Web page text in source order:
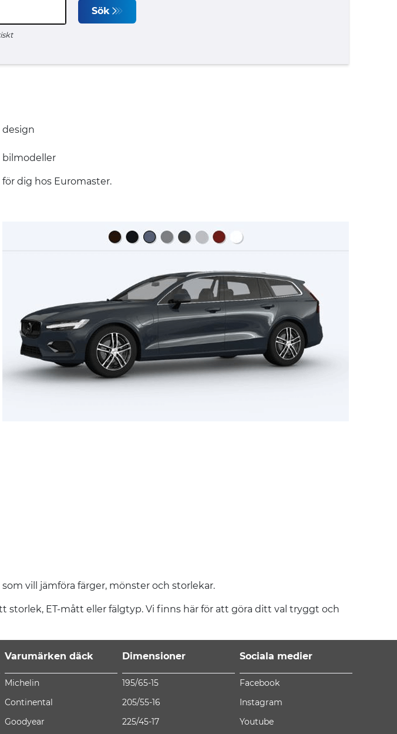
Sök
design
bilmodeller
dig hos Euromaster.
vill jämföra färger, mönster och storlekar.
storlek, ET-mått eller fälgtyp. Vi finns här för att göra ditt val tryggt och
Varumärken däck
Michelin
Continental
Goodyear
Dimensioner
195/65-15
205/55-16
225/45-17
Sociala medier
Facebook
Instagram
Youtube